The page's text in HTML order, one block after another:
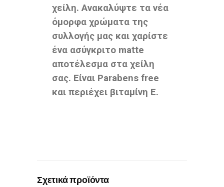
χείλη. Ανακαλύψτε τα νέα
όμορφα χρώματα της
συλλογής μας και χαρίστε
ένα ασύγκριτο matte
αποτέλεσμα στα χείλη
σας. Είναι Parabens free
και περιέχει βιταμίνη Ε.
Σχετικά προϊόντα